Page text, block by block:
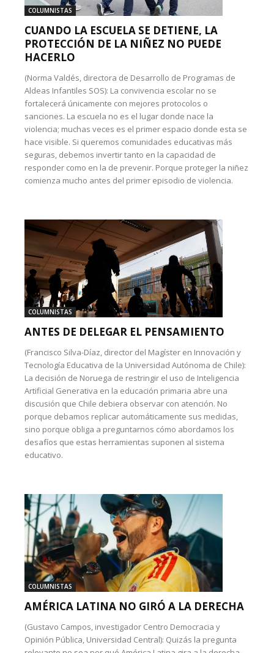
COLUMNISTAS
CUANDO LA ESCUELA SE DETIENE, LA
PROTECCIÓN DE LA NIÑEZ NO PUEDE
HACERLO
(Norma Valdés, directora de Desarrollo de Programas de
Aldeas Infantiles SOS): La convivencia escolar no se
fortalecerá únicamente con mejores protocolos o
sanciones. La escuela no es el lugar donde nace la
violencia; muchas veces es el primer espacio donde esta se
hace visible. Si queremos comunidades educativas más
seguras, debemos invertir tanto en la capacidad de
responder como en la de prevenir. Porque proteger la niñez
comienza mucho antes del primer episodio de violencia.
COLUMNISTAS
ANTES DE DELEGAR EL PENSAMIENTO
(Francisco Silva-Díaz, director del Magíster en Innovación y
Tecnología Educativa de la Universidad Autónoma de Chile):
La decisión de Noruega de restringir el uso de Inteligencia
Artificial Generativa en la educación primaria abre una
discusión que Chile debiera observar con atención. No
porque debamos replicar automáticamente sus medidas,
sino porque obliga a preguntarnos cómo abordamos los
desafíos que estas herramientas suponen al sistema
educativo.
COLUMNISTAS
AMÉRICA LATINA NO GIRÓ A LA DERECHA
(Gustavo Campos, investigador Centro Democracia y
Opinión Pública, Universidad Central): Quizás la pregunta